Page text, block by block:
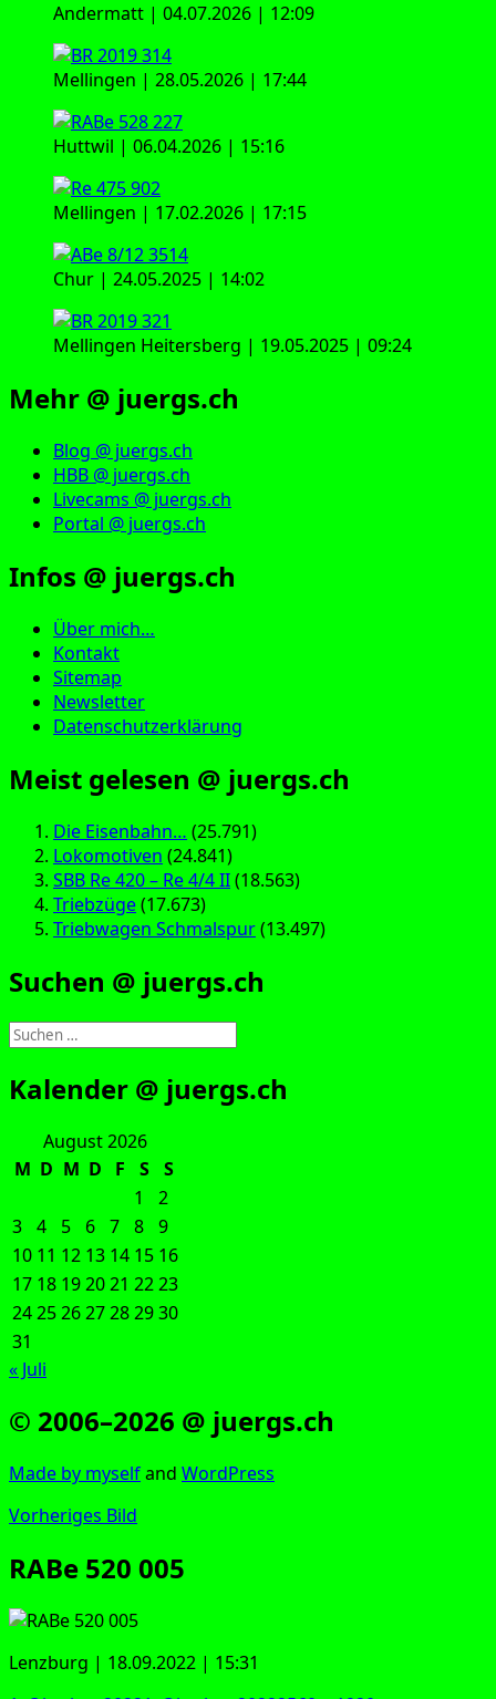
Andermatt | 04.07.2026 | 12:09
Mellingen | 28.05.2026 | 17:44
Huttwil | 06.04.2026 | 15:16
Mellingen | 17.02.2026 | 17:15
Chur | 24.05.2025 | 14:02
Mellingen Heitersberg | 19.05.2025 | 09:24
Mehr @ juergs.ch
Blog @ juergs.ch
HBB @ juergs.ch
Livecams @ juergs.ch
Portal @ juergs.ch
Infos @ juergs.ch
Über mich…
Kontakt
Sitemap
Newsletter
Datenschutzerklärung
Meist gelesen @ juergs.ch
Die Eisenbahn… (25.791)
Lokomotiven (24.841)
SBB Re 420 – Re 4/4 II(18.563)
Triebzüge(17.673)
Triebwagen Schmalspur(13.497)
Suchen @ juergs.ch
Suchen
nach:
Kalender @ juergs.ch
August 2026
M D M D F S
S
1
2
3 4 5 6 7 8 9
10 11 12 13 14 15 16
17 18 192021 2223
24252627282930
31
« Juli
© 2006–2026 @ juergs.ch
Made by mys­elfand Word­Press
Vorheriges Bild
RABe 520 005
Lenz­burg | 18.09.2022 | 15:31